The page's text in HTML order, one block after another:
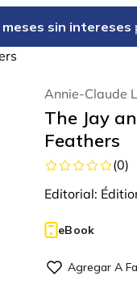
meses sin intereses
Annie-Claude
The Jay
Feathers
(0)
Editorial:
eBook